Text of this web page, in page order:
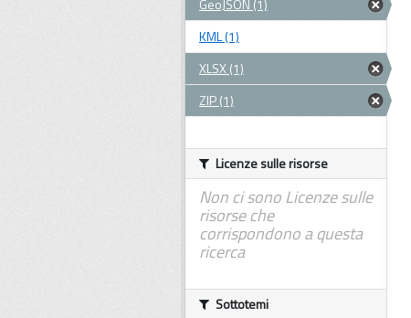
GeoJSON (1)
KML (1)
XLSX (1)
ZIP (1)
Licenze sulle risorse
Non ci sono Licenze sulle
risorse che
corrispondono a questa
ricerca
Sottotemi